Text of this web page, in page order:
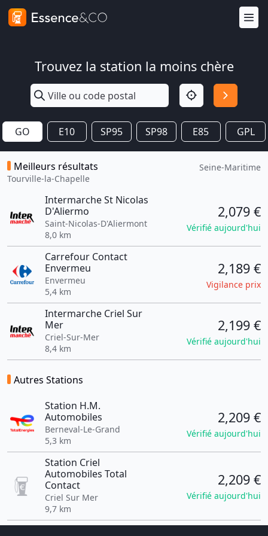
Trouvez la station la moins chère
GO E10 SP95 SP98 E85 GPL
Meilleurs résultats
Tourville-la-Chapelle
Seine-Maritime
Intermarche St Nicolas
D'Aliermo
Saint-Nicolas-D'Aliermont
8,0 km
2,079 €
Vérifié aujourd'hui
Carrefour Contact
Envermeu
Envermeu
5,4 km
2,189 €
Vigilance prix
Intermarche Criel Sur
Mer
Criel-Sur-Mer
8,4 km
2,199 €
Vérifié aujourd'hui
Autres Stations
Station H.M.
Automobiles
Berneval-Le-Grand
5,3 km
2,209 €
Vérifié aujourd'hui
Station Criel
Automobiles Total
Contact
Criel Sur Mer
9,7 km
2,209 €
Vérifié aujourd'hui